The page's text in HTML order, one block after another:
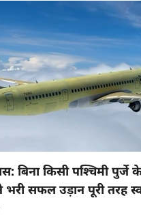
बिना किसी पश्चिमी पुर्जे
भरी सफल उड़ान पूरी तरह